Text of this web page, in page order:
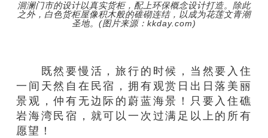
洄澜门市的设计以真实货柜，配上环保概念设计打造。除此
之外，白色货柜屋像积木般的碓砌连结，以成为花莲文青潮
圣地。(图片来源：kkday.com)
既然要慢活，旅行的时候，当然要 入住
一间天然 自在民宿 ，拥有观赏日出日落 美丽
景观 ，仲有无边际的蔚蓝海景！只要 入住礁
岩海湾民宿，就可以一次过满足 以上的所有
愿望！